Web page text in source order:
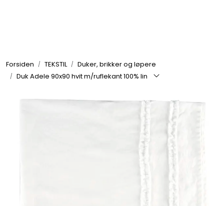
Forsiden TEKSTIL
Duker, brikker og løpere
Duk Adele 90x90 hvit m/ruflekant 100% lin
UTEMILJØ
FRITID